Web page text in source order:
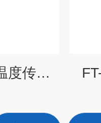
FT-HW1积雪表面温度传感器